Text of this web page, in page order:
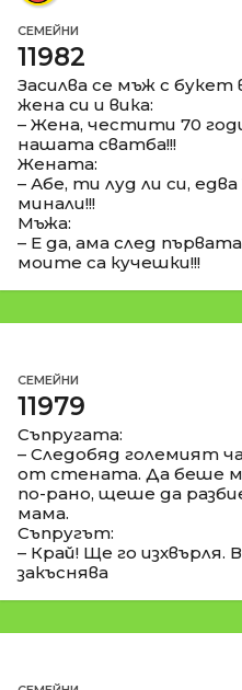
СЕМЕЙНИ
11982
Засилва се мъж с букет
жена си и вика:
– Жена, честити 70
нашата сватба!!!
Жената:
– Абе, ти луд ли си, едва
минали!!!
Мъжа:
– Е да, ама след
моите са кучешки!!!
СЕМЕЙНИ
11979
Съпругата:
– Следобяд големият
от стената. Да беше
по-рано, щеше да
мама.
Съпругът:
– Край! Ще го изхвърля.
закъснява